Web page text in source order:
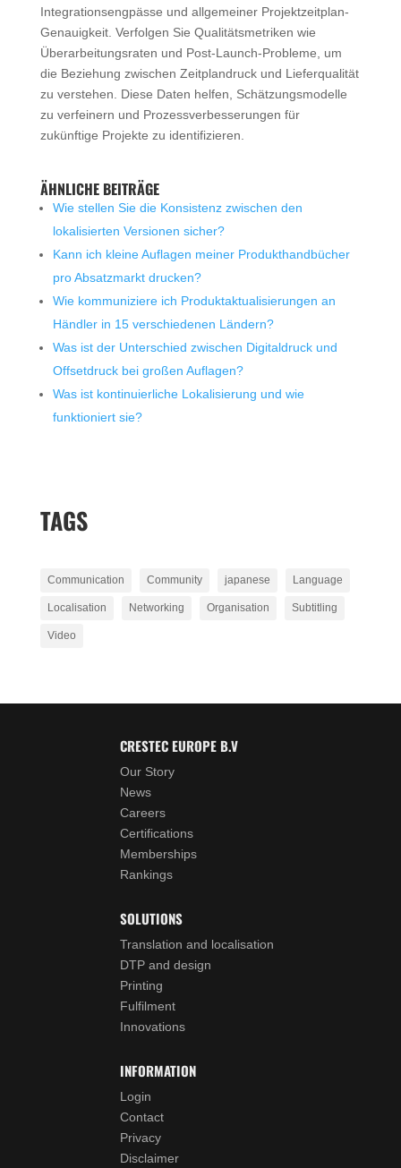
Integrationsengpässe und allgemeiner Projektzeitplan-
Genauigkeit. Verfolgen Sie Qualitätsmetriken wie
Überarbeitungsraten und Post-Launch-Probleme, um
die Beziehung zwischen Zeitplandruck und Lieferqualität
zu verstehen. Diese Daten helfen, Schätzungsmodelle
zu verfeinern und Prozessverbesserungen für
zukünftige Projekte zu identifizieren.
ÄHNLICHE BEITRÄGE
Wie stellen Sie die Konsistenz zwischen den
lokalisierten Versionen sicher?
Kann ich kleine Auflagen meiner Produkthandbücher
pro Absatzmarkt drucken?
Wie kommuniziere ich Produktaktualisierungen an
Händler in 15 verschiedenen Ländern?
Was ist der Unterschied zwischen Digitaldruck und
Offsetdruck bei großen Auflagen?
Was ist kontinuierliche Lokalisierung und wie
funktioniert sie?
TAGS
Communication Community japanese Language
Localisation Networking Organisation Subtitling
Video
CRESTEC EUROPE B.V
Our Story
News
Careers
Certifications
Memberships
Rankings
SOLUTIONS
Translation and localisation
DTP and design
Printing
Fulfilment
Innovations
INFORMATION
Login
Contact
Privacy
Disclaimer